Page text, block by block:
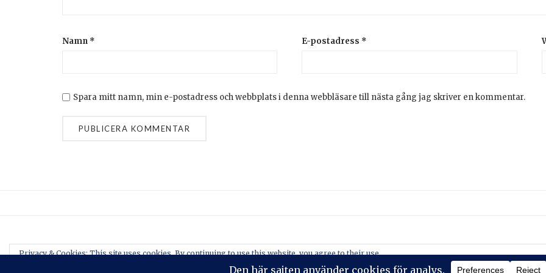
Namn * E-postadress *
Spara mitt namn, min e-postadress och webbplats i denna webbläsare till nästa gång jag skriver en kommentar.
2026 © Stickeralla
Privacy & Cookies: This site uses cookies. By continuing to use this website, you agree to their use.
To find out more, including how to control cookies, see here:
Cookie-policy